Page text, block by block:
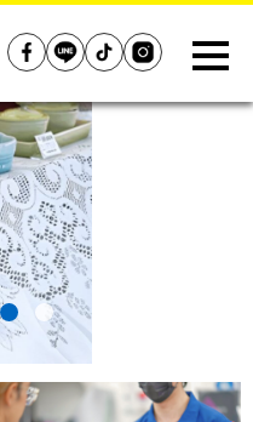
(Thailand)